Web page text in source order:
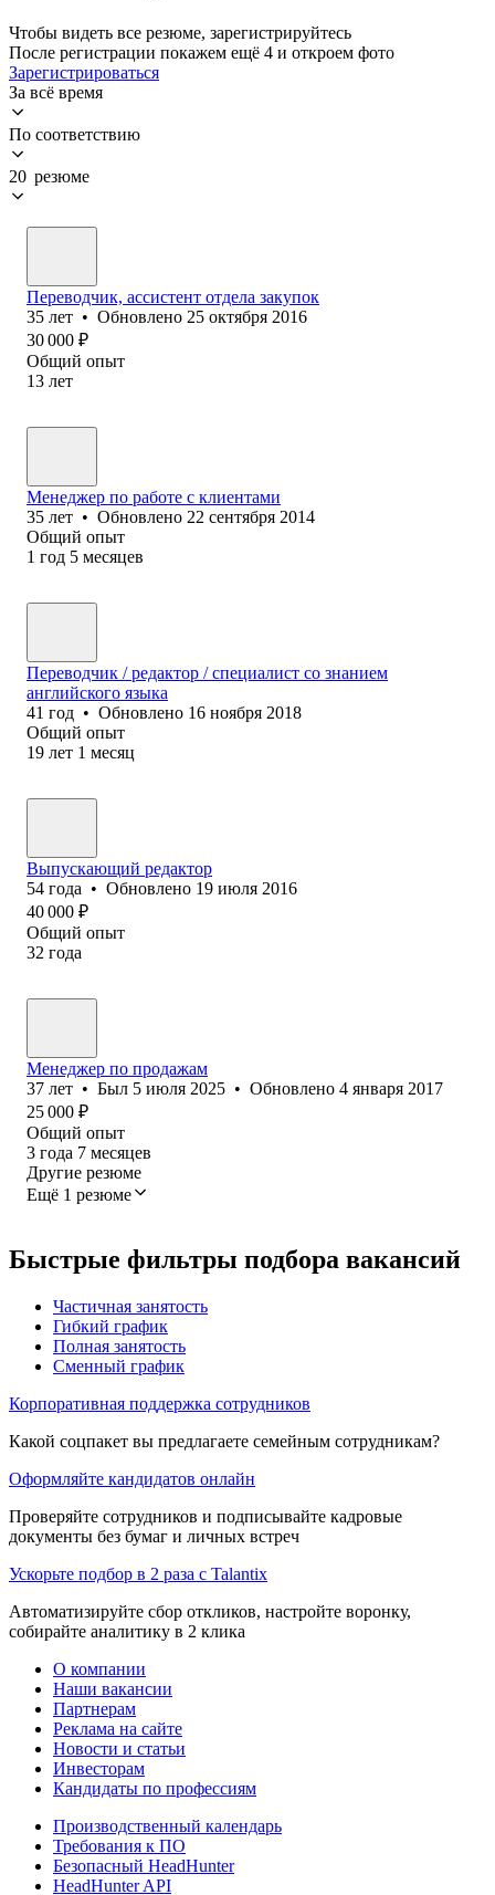
Чтобы видеть все резюме, зарегистрируйтесь
После регистрации покажем ещё 4 и откроем фото
Зарегистрироваться
За всё время
По соответствию
20 резюме
Переводчик, ассистент отдела закупок
35 лет • Обновлено 25 октября 2016
30 000 ₽
Общий опыт
13 лет
Менеджер по работе с клиентами
35 лет • Обновлено 22 сентября 2014
Общий опыт
1 год 5 месяцев
Переводчик / редактор / специалист со знанием
английского языка
41 год • Обновлено 16 ноября 2018
Общий опыт
19 лет 1 месяц
Выпускающий редактор
54 года • Обновлено 19 июля 2016
40 000 ₽
Общий опыт
32 года
Менеджер по продажам
37 лет • Был 5 июля 2025 • Обновлено 4 января 2017
25 000 ₽
Общий опыт
3 года 7 месяцев
Другие резюме
Ещё 1 резюме
Быстрые фильтры подбора вакансий
Частичная занятость
Гибкий график
Полная занятость
Сменный график
Корпоративная поддержка сотрудников
Какой соцпакет вы предлагаете семейным сотрудникам?
Оформляйте кандидатов онлайн
Проверяйте сотрудников и подписывайте кадровые
документы без бумаг и личных встреч
Ускорьте подбор в 2 раза с Talantix
Автоматизируйте сбор откликов, настройте воронку,
собирайте аналитику в 2 клика
О компании
Наши вакансии
Партнерам
Реклама на сайте
Новости и статьи
Инвесторам
Кандидаты по профессиям
Производственный календарь
Требования к ПО
Безопасный HeadHunter
HeadHunter API